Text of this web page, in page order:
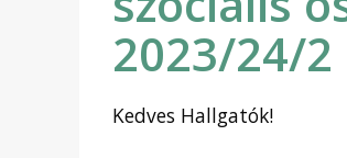
2023/24/2
Kedves Hallgatók!